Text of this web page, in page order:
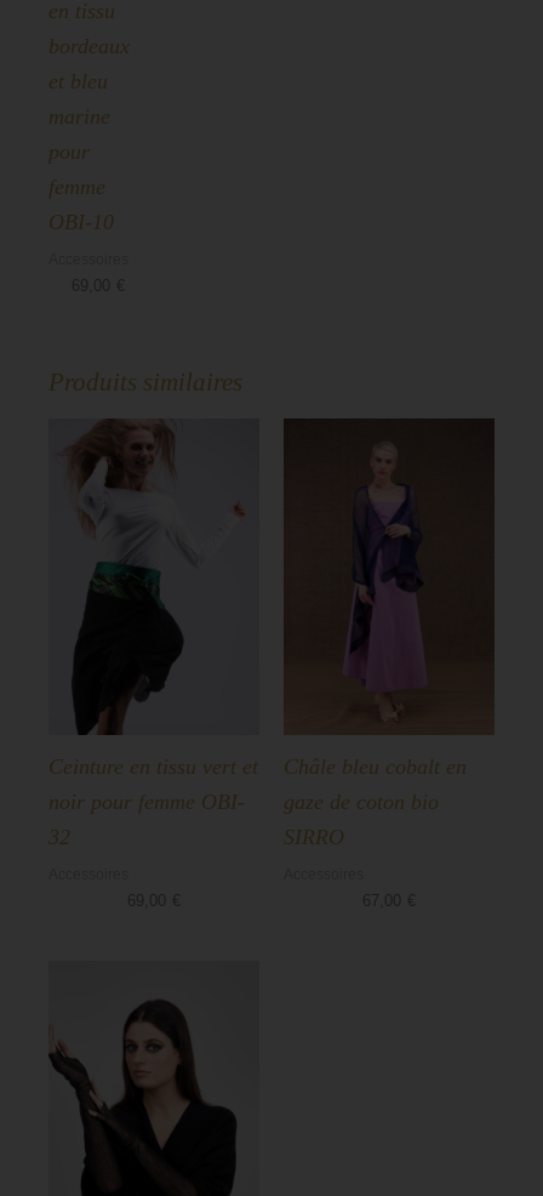
en tissu
bordeaux
et bleu
marine
pour
femme
OBI-10
Produits similaires
Ceinture en tissu vert et
noir pour femme OBI-
32
Châle bleu cobalt en
gaze de coton bio
SIRRO